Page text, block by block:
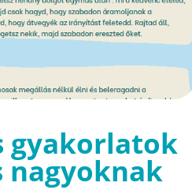
gyakorlatok
nagyoknak